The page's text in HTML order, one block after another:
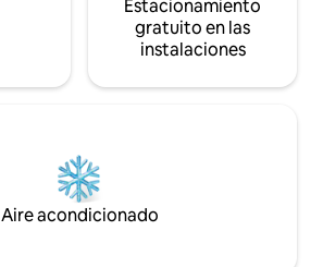
Estacionamiento
gratuito en las
instalaciones
Aire acondicionado